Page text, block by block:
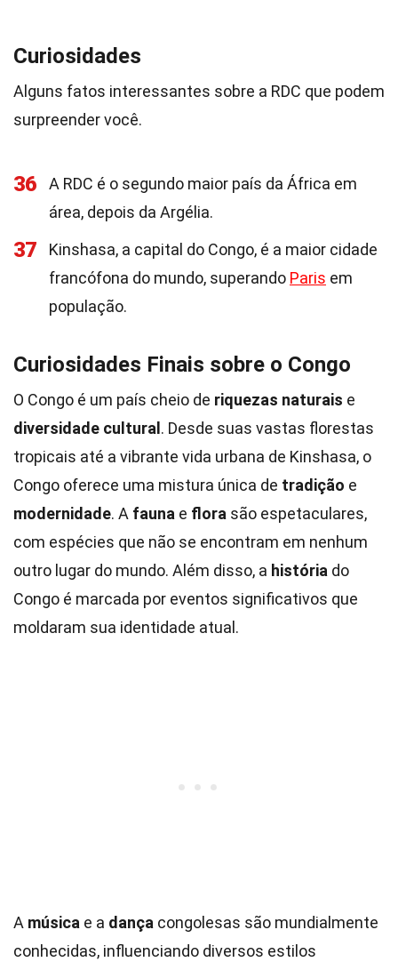
Curiosidades
Alguns fatos interessantes sobre a RDC que podem
surpreender você.
36
A RDC é o segundo maior país da África em
área, depois da Argélia.
37
Kinshasa, a capital do Congo, é a maior cidade
francófona do mundo, superando Paris em
população.
Curiosidades Finais sobre o Congo
O Congo é um país cheio de riquezas naturais e
diversidade cultural . Desde suas vastas florestas
tropicais até a vibrante vida urbana de Kinshasa, o
Congo oferece uma mistura única de tradição e
modernidade. A fauna e flora são espetaculares,
com espécies que não se encontram em nenhum
outro lugar do mundo. Além disso, a história do
Congo é marcada por eventos significativos que
moldaram sua identidade atual.
A música e a dança congolesas são mundialmente
conhecidas, influenciando diversos estilos